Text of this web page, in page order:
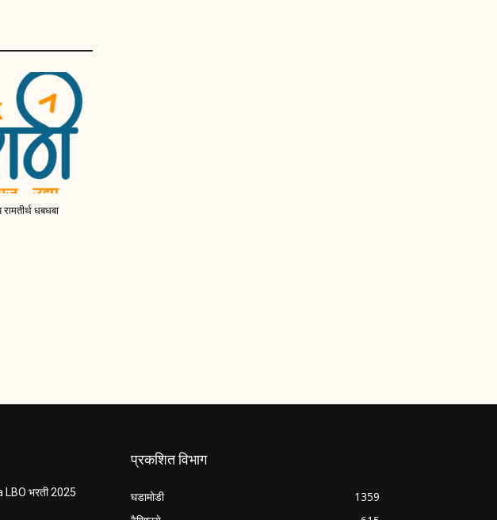
धबधबा
भरती 2025
प्रकशित विभाग
घडामोडी
1359